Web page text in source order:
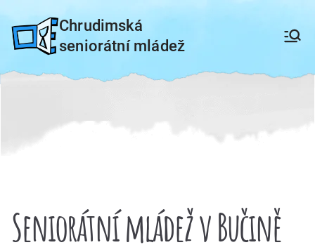
na
Chrudimská
seniorátní mládež
Seniorátní mládež v Bučině